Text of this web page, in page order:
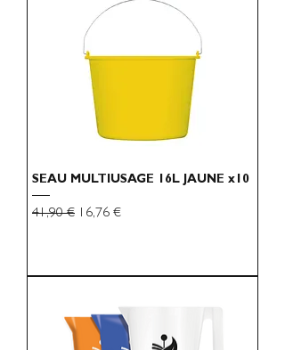
SEAU MULTIUSAGE 16L JAUNE x10
Preço normal
41,90 € Preço promocional
16,76 €